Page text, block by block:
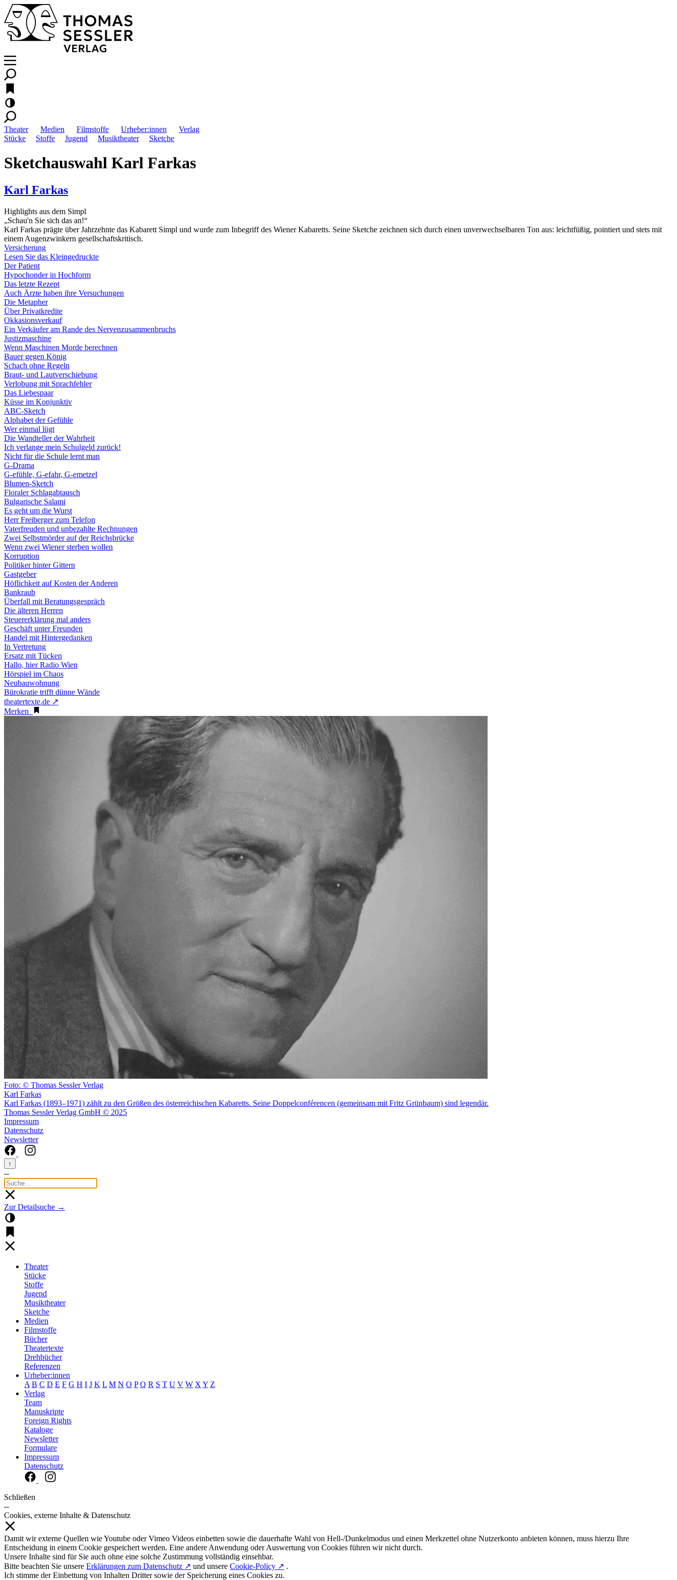
Theater Medien Filmstoffe Urheber:innen
Verlag
Stücke
Stoffe Jugend Musiktheater Sketche
Sketchauswahl Karl Farkas
Karl Farkas
Highlights aus dem Simpl
„Schau'n Sie sich das an!“
Karl Farkas prägte über Jahrzehnte das Kabarett Simpl und wurde zum Inbegriff des Wiener Kabaretts. Seine Sketche zeichnen sich durch einen unverwechselbaren Ton aus: leichtfüßig, pointiert und stets mit
einem Augenzwinkern gesellschaftskritisch.
Versicherung
Lesen Sie das Kleingedruckte
Der Patient
Hypochonder in Hochform
Das letzte Rezept
Auch Ärzte haben ihre Versuchungen
Die Metapher
Über Privatkredite
Okkasionsverkauf
Ein Verkäufer am Rande des Nervenzusammenbruchs
Justizmaschine
Wenn Maschinen Morde berechnen
Bauer gegen König
Schach ohne Regeln
Braut- und Lautverschiebung
Verlobung mit Sprachfehler
Das Liebespaar
Küsse im Konjunktiv
ABC-Sketch
Alphabet der Gefühle
Wer einmal lügt
Die Wandteller der Wahrheit
Ich verlange mein Schulgeld zurück!
Nicht für die Schule lernt man
G-Drama
G-efühle, G-efahr, G-emetzel
Blumen-Sketch
Floraler Schlagabtausch
Bulgarische Salami
Es geht um die Wurst
Herr Freiberger zum Telefon
Vaterfreuden und unbezahlte Rechnungen
Zwei Selbstmörder auf der Reichsbrücke
Wenn zwei Wiener sterben wollen
Korruption
Politiker hinter Gittern
Gastgeber
Höflichkeit auf Kosten der Anderen
Bankraub
Überfall mit Beratungsgespräch
Die älteren Herren
Steuererklärung mal anders
Geschäft unter Freunden
Handel mit Hintergedanken
In Vertretung
Ersatz mit Tücken
Hallo, hier Radio Wien
Hörspiel im Chaos
Neubauwohnung
Bürokratie trifft dünne Wände
theatertexte.de ↗
Merken
Foto: © Thomas Sessler Verlag
Karl Farkas
Karl Farkas (1893–1971) zählt zu den Größen des österreichischen Kabaretts. Seine Doppelconférencen (gemeinsam mit Fritz Grünbaum) sind legendär.
Thomas Sessler Verlag GmbH © 2025
Impressum
Datenschutz
Newsletter
↑
--
Zur Detailsuche →
Theater
Stücke
Stoffe
Jugend
Musiktheater
Sketche
Medien
Filmstoffe
Bücher
Theatertexte
Drehbücher
Referenzen
Urheber:innen
A B C D E F G H I J K L M N O P Q R S T U V W X Y Z
Verlag
Team
Manuskripte
Foreign Rights
Kataloge
Newsletter
Formulare
Impressum
Datenschutz
Schließen
--
Cookies, externe Inhalte & Datenschutz
Damit wir externe Quellen wie Youtube oder Vimeo Videos einbetten sowie die dauerhafte Wahl von Hell-/Dunkelmodus und einen Merkzettel ohne Nutzerkonto anbieten können, muss hierzu Ihre
Entscheidung in einem Cookie gespeichert werden. Eine andere Anwendung oder Auswertung von Cookies führen wir nicht durch.
Unsere Inhalte sind für Sie auch ohne eine solche Zustimmung vollständig einsehbar.
Bitte beachten Sie unsere Erklärungen zum Datenschutz ↗ und unsere Cookie-Policy ↗ .
Ich stimme der Einbettung von Inhalten Dritter sowie der Speicherung eines Cookies zu.